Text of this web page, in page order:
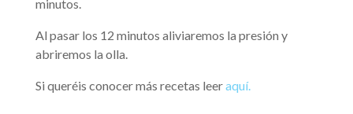
minutos.
Al pasar los 12 minutos aliviaremos la presión y
abriremos la olla.
Si queréis conocer más recetas leeraquí.